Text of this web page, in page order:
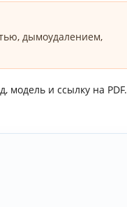
дымоудалением,
модель и ссылку на PDF.